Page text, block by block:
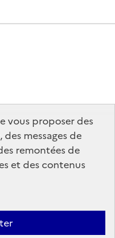
vous proposer des
messages de
remontées de
et des contenus